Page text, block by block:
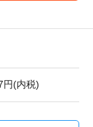
円(内税)